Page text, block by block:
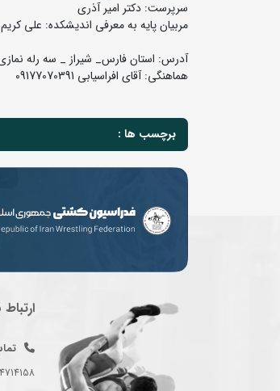
سرپرست: دکتر امیر آذری
مربیان پایه به معرفی اندیشکده: علی
آدرس: استان فارس_ شیراز _ سه رله نمازی _ خیابان ۹
هماهنگی: آقای افراسیابی 09177070391
برچسب ها :
ارتباط
44716574 - 021-44714489